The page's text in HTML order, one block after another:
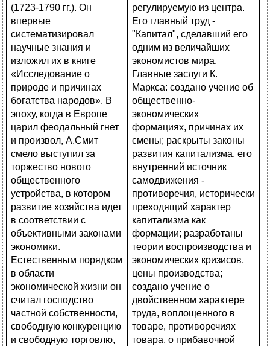
регулируемую из центра.
Его главный труд -
"Капитал", сделавший его
одним из величайших
экономистов мира.
Главные заслуги К.
Маркса: создано учение об
общественно-
экономических
формациях, причинах их
смены; раскрыты законы
развития капитализма, его
внутренний источник
самодвижения -
противоречия, исторически
преходящий характер
капитализма как
формации; разработаны
теории воспроизводства и
экономических кризисов,
цены производства;
создано учение о
двойственном характере
труда, воплощенного в
товаре, противоречиях
товара, о прибавочной